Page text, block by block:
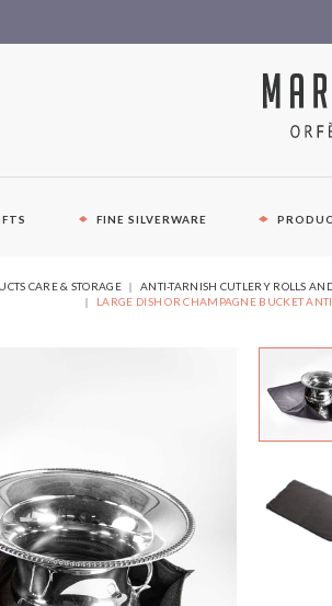
FINE SILVERWARE
CARE & STORAGE ANTI-TARNISH CUTLERY ROLLS
LARGE DISH OR CHAMPAGNE BUCKET